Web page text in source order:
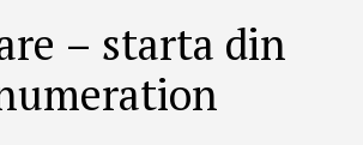
– starta din